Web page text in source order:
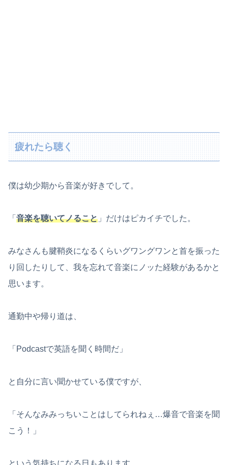
疲れたら聴く
僕は幼少期から音楽が好きでして。
「 音楽を聴いてノること 」だけはピカイチでした。
みなさんも腱鞘炎になるくらいグワングワンと首を振った
り回したりして、我を忘れて音楽にノッた経験があるかと
思います。
通勤中や帰り道は、
「Podcastで英語を聞く時間だ」
と自分に言い聞かせている僕ですが、
「そんなみみっちいことはしてられねぇ…爆音で音楽を聞
こう！」
という気持ちになる日もあります。